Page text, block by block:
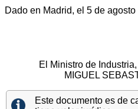
Dado en Madrid, el 5 de agosto
El Ministro de
MIGUEL
Este documento es de